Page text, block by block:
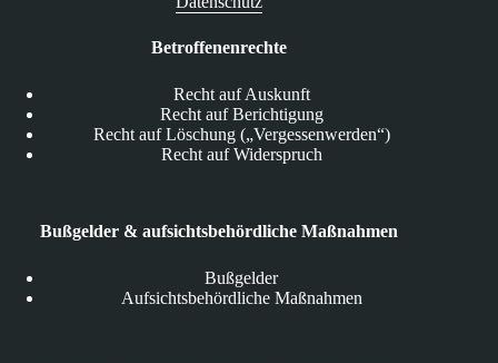
Betroffenenrechte
Recht auf Auskunft
Recht auf Berichtigung
Recht auf Löschung („Vergessenwerden“)
Recht auf Widerspruch
Bußgelder & aufsichtsbehördliche Maßnahmen
Bußgelder
Aufsichtsbehördliche Maßnahmen